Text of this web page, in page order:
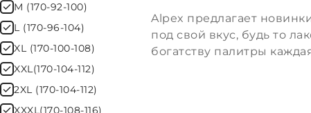
M (170-92-100)
L (170-96-104)
XL (170-100-108)
XXL(170-104-112)
2XL (170-104-112)
XXXL(170-108-116)
Alpex предлагает
под свой вкус, будь то
богатству палитры